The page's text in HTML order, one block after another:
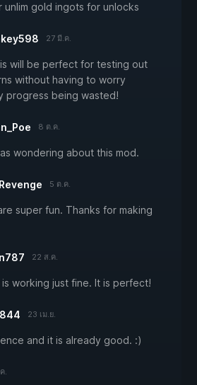
unlim gold ingots for unlocks
27 มี.ค.
will be perfect for testing out
without having to worry
progress being wasted!
8 ต.ค.
wondering about this mod.
5 ต.ค.
super fun. Thanks for making
22 ส.ค.
working just fine. It is perfect!
23 เม.ย.
and it is already good. :)
.